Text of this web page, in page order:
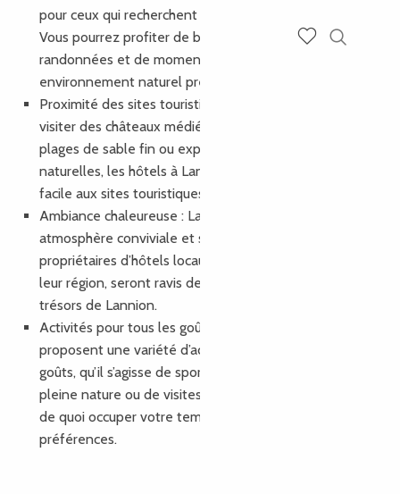
pour ceux qui recherchent une escapade verdoyante.
Vous pourrez profiter de balades à vélo, de
randonnées et de moments de détente dans un
environnement naturel préservé.
Proximité des sites touristiques : Que vous souhaitiez
visiter des châteaux médiévaux, vous détendre sur des
plages de sable fin ou explorer des réserves
naturelles, les hôtels à Lannion vous offriront un accès
facile aux sites touristiques majeurs de la région.
Ambiance chaleureuse : Lannion est réputée pour son
atmosphère conviviale et son accueil chaleureux. Les
propriétaires d’hôtels locaux, souvent passionnés par
leur région, seront ravis de vous faire découvrir les
trésors de Lannion.
Activités pour tous les goûts : Les hôtels à Lannion
proposent une variété d’activités adaptées à tous les
goûts, qu’il s’agisse de sports nautiques, d’excursions en
pleine nature ou de visites culturelles. Vous trouverez
de quoi occuper votre temps en fonction de vos
préférences.